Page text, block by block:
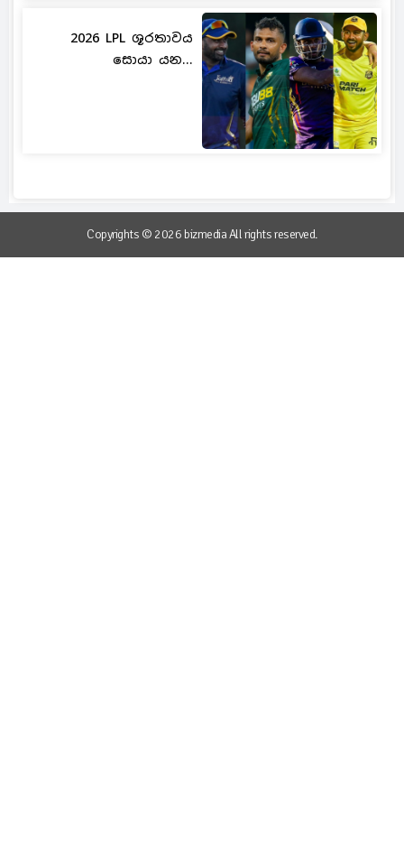
2026 LPL ශූරතාවය
සොයා යන...
Copyrights © 2026 bizmedia All rights reserved.